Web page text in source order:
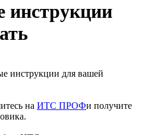
инструкции
инструкции для вашей
на ИТС ПРОФи получите